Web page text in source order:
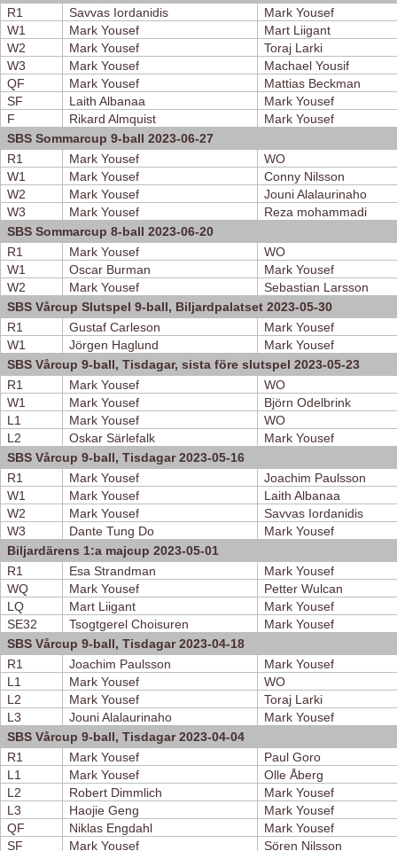
R1
Savvas Iordanidis
Mark Yousef
W1
Mark Yousef
Mart Liigant
W2
Mark Yousef
Toraj Larki
W3
Mark Yousef
Machael Yousif
QF
Mark Yousef
Mattias Beckman
SF
Laith Albanaa
Mark Yousef
F
Rikard Almquist
Mark Yousef
SBS Sommarcup 9-ball 2023-06-27
R1
Mark Yousef
WO
W1
Mark Yousef
Conny Nilsson
W2
Mark Yousef
Jouni Alalaurinaho
W3
Mark Yousef
Reza mohammadi
SBS Sommarcup 8-ball 2023-06-20
R1
Mark Yousef
WO
W1
Oscar Burman
Mark Yousef
W2
Mark Yousef
Sebastian Larsson
SBS Vårcup Slutspel 9-ball, Biljardpalatset 2023-05-30
R1
Gustaf Carleson
Mark Yousef
W1
Jörgen Haglund
Mark Yousef
SBS Vårcup 9-ball, Tisdagar, sista före slutspel 2023-05-23
R1
Mark Yousef
WO
W1
Mark Yousef
Björn Odelbrink
L1
Mark Yousef
WO
L2
Oskar Särlefalk
Mark Yousef
SBS Vårcup 9-ball, Tisdagar 2023-05-16
R1
Mark Yousef
Joachim Paulsson
W1
Mark Yousef
Laith Albanaa
W2
Mark Yousef
Savvas Iordanidis
W3
Dante Tung Do
Mark Yousef
Biljardärens 1:a majcup 2023-05-01
R1
Esa Strandman
Mark Yousef
WQ
Mark Yousef
Petter Wulcan
LQ
Mart Liigant
Mark Yousef
SE32
Tsogtgerel Choisuren
Mark Yousef
SBS Vårcup 9-ball, Tisdagar 2023-04-18
R1
Joachim Paulsson
Mark Yousef
L1
Mark Yousef
WO
L2
Mark Yousef
Toraj Larki
L3
Jouni Alalaurinaho
Mark Yousef
SBS Vårcup 9-ball, Tisdagar 2023-04-04
R1
Mark Yousef
Paul Goro
L1
Mark Yousef
Olle Åberg
L2
Robert Dimmlich
Mark Yousef
L3
Haojie Geng
Mark Yousef
QF
Niklas Engdahl
Mark Yousef
SF
Mark Yousef Sören Nilsson